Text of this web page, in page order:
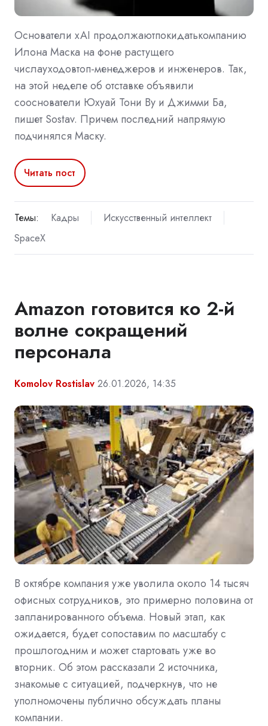
Основатели xAI продолжаютпокидатькомпанию
Илона Маска на фоне растущего
числауходовтоп-менеджеров и инженеров. Так,
на этой неделе об отставке объявили
сооснователи Юхуай Тони Ву и Джимми Ба,
пишет Sostav. Причем последний напрямую
подчинялся Маску.
Читать пост
Темы: Кадры
Искусственный интеллект
SpaceX
Amazon готовится ко 2-й
волне сокращений
персонала
Komolov Rostislav 26.01.2026, 14:35
В октябре компания уже уволила около 14 тысяч
офисных сотрудников, это примерно половина от
запланированного объема. Новый этап, как
ожидается, будет сопоставим по масштабу с
прошлогодним и может стартовать уже во
вторник. Об этом рассказали 2 источника,
знакомые с ситуацией, подчеркнув, что не
уполномочены публично обсуждать планы
компании.